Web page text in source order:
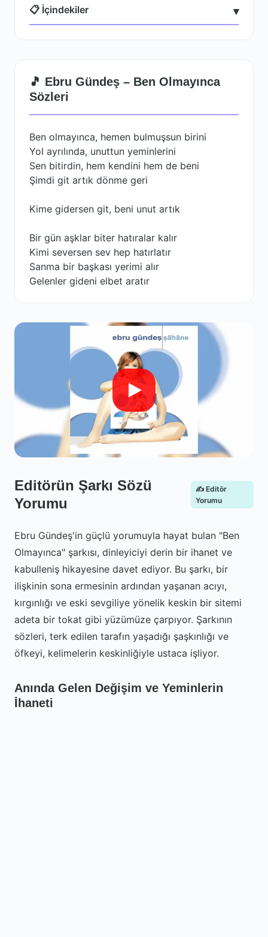
📋 İçindekiler ▾
🎵 Ebru Gündeş – Ben Olmayınca
Sözleri
Ben olmayınca, hemen bulmuşsun birini
Yol ayrılında, unuttun yeminlerini
Sen bitirdin, hem kendini hem de beni
Şimdi git artık dönme geri
Kime gidersen git, beni unut artık
Bir gün aşklar biter hatıralar kalır
Kimi seversen sev hep hatırlatır
Sanma bir başkası yerimi alır
Gelenler gideni elbet aratır
Editörün Şarkı Sözü
Yorumu
✍️ Editör
Yorumu
Ebru Gündeş'in güçlü yorumuyla hayat bulan "Ben
Olmayınca" şarkısı, dinleyiciyi derin bir ihanet ve
kabulleniş hikayesine davet ediyor. Bu şarkı, bir
ilişkinin sona ermesinin ardından yaşanan acıyı,
kırgınlığı ve eski sevgiliye yönelik keskin bir sitemi
adeta bir tokat gibi yüzümüze çarpıyor. Şarkının
sözleri, terk edilen tarafın yaşadığı şaşkınlığı ve
öfkeyi, kelimelerin keskinliğiyle ustaca işliyor.
Anında Gelen Değişim ve Yeminlerin
İhaneti